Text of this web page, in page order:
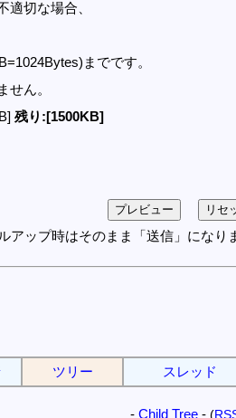
切な場合、
までです。
せん。
残り:[1500KB]
アップ時はそのまま「送信」になり
ツリー スレッド
- Child Tree - (